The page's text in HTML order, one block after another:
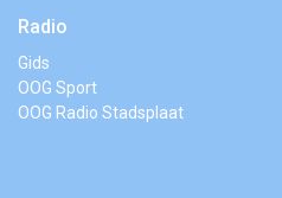
Radio
Gids
OOG Sport
OOG Radio Stadsplaat